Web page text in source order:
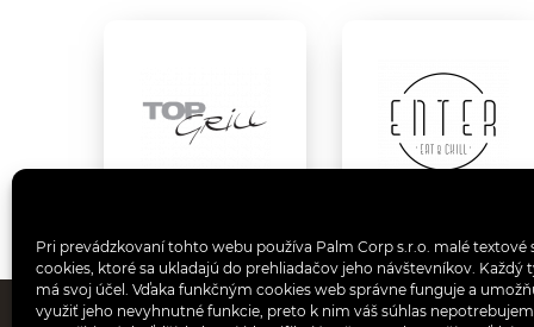
Pri prevádzkovaní tohto webu používa Palm Corp s.r.o. malé textové
cookies, ktoré sa ukladajú do prehliadačov jeho návštevníkov. Každý
má svoj účel. Vďaka funkčným cookies web správne funguje a
využiť jeho nevyhnutné funkcie, preto k nim váš súhlas